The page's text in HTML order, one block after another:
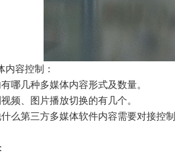
容控制：
几种多媒体内容形式及数量。
、图片播放切换的有几个。
第三方多媒体软件内容需要对接控制